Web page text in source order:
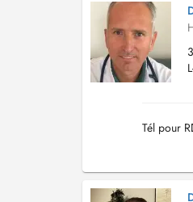
Tél pour